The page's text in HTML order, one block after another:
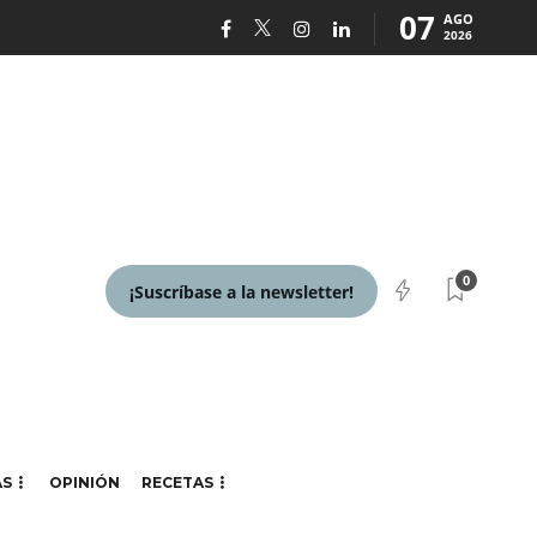
07 AGO
2026
¡Suscríbase a la newsletter!
0
OPINIÓN RECETAS